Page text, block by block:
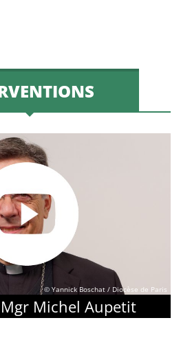
© Yannick Boschat / Diocèse de Paris
Michel Aupetit